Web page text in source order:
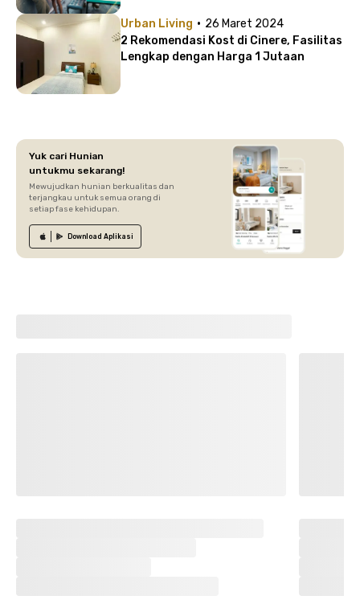
Urban Living · 26 Maret 2024
2 Rekomendasi Kost di Cinere, Fasilitas
Lengkap dengan Harga 1 Jutaan
Yuk cari Hunian
untukmu sekarang!
Mewujudkan hunian berkualitas dan
terjangkau untuk semua orang di
setiap fase kehidupan.
Download Aplikasi